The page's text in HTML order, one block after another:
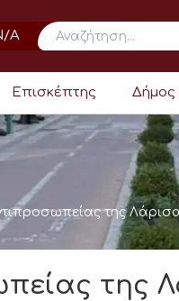
A
Επισκέπτης Δήμος
της
της